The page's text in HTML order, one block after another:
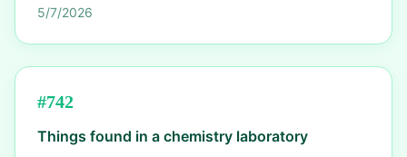
5/7/2026
#742
Things found in a chemistry laboratory